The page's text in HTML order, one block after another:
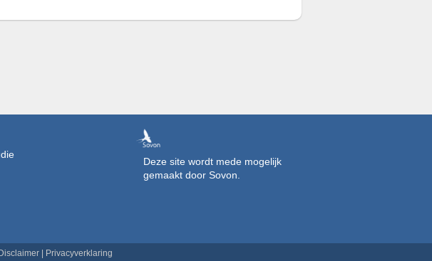
Deze site wordt mede mogelijk
gemaakt door Sovon.
Disclaimer Privacyverklaring